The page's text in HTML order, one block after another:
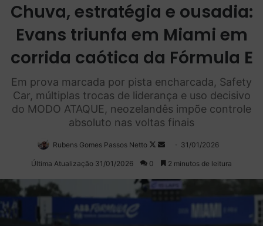
Chuva, estratégia e ousadia:
Evans triunfa em Miami em
corrida caótica da Fórmula E
Em prova marcada por pista encharcada, Safety
Car, múltiplas trocas de liderança e uso decisivo
do MODO ATAQUE, neozelandês impõe controle
absoluto nas voltas finais
Rubens Gomes Passos Netto
Follow
on
Mande
um
mail
31/01/2026
Última Atualização 31/01/2026 0 2 minutos de leitura